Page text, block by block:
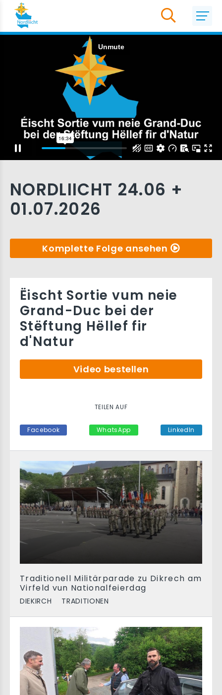
NORDLIICHT 24.06 +
01.07.2026
Komplette Folge ansehen
Traditionell Militärparade zu Dikrech am
Virfeld vun Nationalfeierdag
DIEKIRCH TRADITIONEN
Ëischt Sortie vum neie
Grand-Duc bei der
Stëftung Hëllef fir
d'Natur
Video bestellen
TEILEN AUF
Facebook WhatsApp LinkedIn